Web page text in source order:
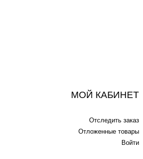
МОЙ КАБИНЕТ
Отследить заказ
Отложенные товары
Войти